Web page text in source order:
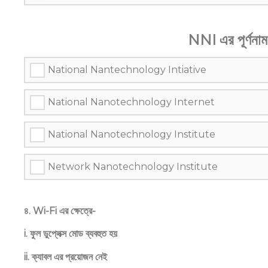
NNI এর
National Nantechnology Intiative
National Nanotechnology Internet
National Nanotechnology Institute
Network Nanotechnology Institute
৪. Wi-Fi এর ক্ষেত্রে-
i. ফুল ডুপ্লেক্স মোড ব্যবহুত হয়
ii. ক্যাবল এর প্রয়োজন নেই